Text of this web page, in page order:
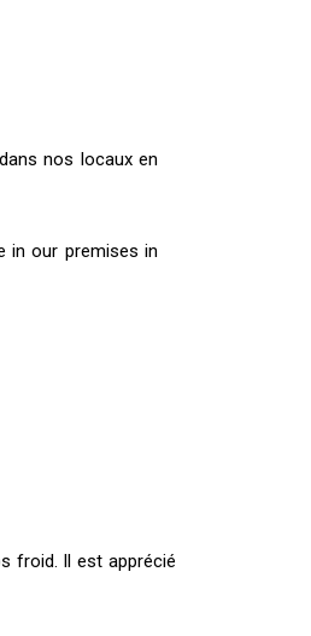
nos locaux en
in our premises in
froid. Il est apprécié